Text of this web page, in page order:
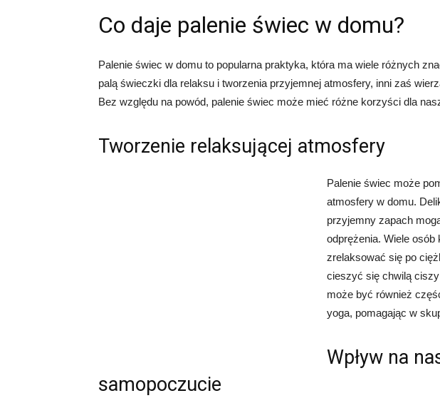
Co daje palenie świec w domu?
Palenie świec w domu to popularna praktyka, która ma wiele różnych
palą świeczki dla relaksu i tworzenia przyjemnej atmosfery, inni zaś
Bez względu na powód, palenie świec może mieć różne korzyści dla
Tworzenie relaksującej atmosfery
Palenie świec może
atmosfery w domu.
przyjemny zapach
odprężenia. Wiele
zrelaksować się po
cieszyć się chwilą
może być również
yoga, pomagając w
Wpływ na
samopoczucie